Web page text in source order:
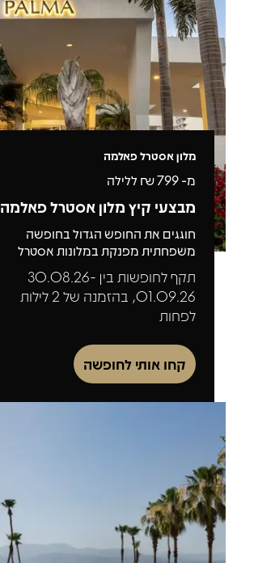
מלון אסטרל פאלמה
מ-799₪ ללילה
מבצעי קיץ מלון אסטרל פאלמה
חוגגים את החופש הגדול בחופשה
משפחתית מפנקת במלונות אסטרל
תקף לחופשות בין 30.08.26-
01.09.26, בהזמנה של 2 לילות
לפחות
קחו אותי לחופשה